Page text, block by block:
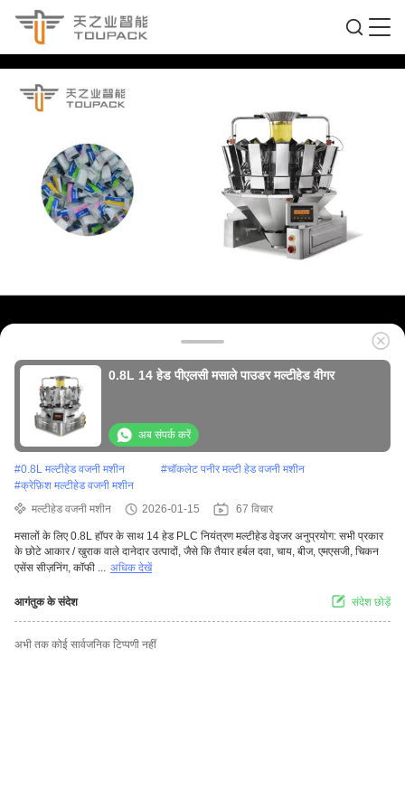
0.8L 14 हेड पीएलसी मसाले पाउडर मल्टीहेड वीगर
अब संपर्क करें
#0.8L मल्टीहेड वजनी मशीन #चॉकलेट पनीर मल्टी हेड वजनी मशीन
#क्रेफ़िश मल्टीहेड वजनी मशीन
मल्टीहेड वजनी मशीन
2026-01-15 67 विचार
मसालों के लिए 0.8L हॉपर के साथ 14 हेड PLC नियंत्रण मल्टीहेड वेइजर अनुप्रयोग: सभी प्रकार
के छोटे आकार / खुराक वाले दानेदार उत्पादों, जैसे कि तैयार हर्बल दवा, चाय, बीज, एमएसजी, चिकन
एसेंस सीज़निंग, कॉफी ... अधिक देखें
आगंतुक के संदेश संदेश छोड़ें
अभी तक कोई सार्वजनिक टिप्पणी नहीं